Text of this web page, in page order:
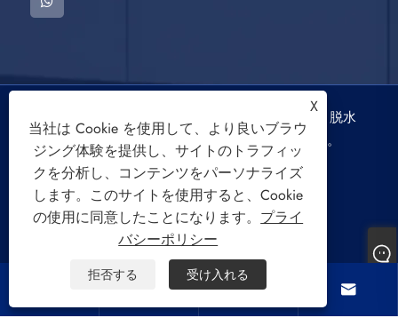
著作権 © 2022 慈渓三迪電器有限公司洗濯機、脱水
機、空冷ファンの著作権はすべて留保されます。
Sitemap RSS
XML
プライバシーポリシー
 
X
当社は Cookie を使用して、より良いブラウ
ジング体験を提供し、サイトのトラフィッ
クを分析し、コンテンツをパーソナライズ
します。このサイトを使用すると、Cookie
の使用に同意したことになります。 プライ
バシーポリシー
拒否する 受け入れる